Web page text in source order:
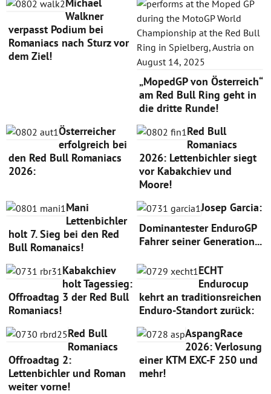
Walkner
verpasst Podium bei
Romaniacs nach Sturz vor
dem Ziel!
„MopedGP von Österreich“
am Red Bull Ring geht in
die dritte Runde!
Österreicher
erfolgreich bei
den Red Bull Romaniacs
2026:
Red Bull
Romaniacs
2026: Lettenbichler siegt
vor Kabakchiev und
Moore!
Mani
Lettenbichler
holt 7. Sieg bei den Red
Bull Romanaics!
Josep Garcia:
Dominantester EnduroGP
Fahrer seiner Generation...
Kabakchiev
holt Tagessieg:
Offroadtag 3 der Red Bull
Romaniacs!
ECHT
Endurocup
kehrt an traditionsreichen
Enduro-Standort zurück:
Red Bull
Romaniacs
Offroadtag 2:
Lettenbichler und Roman
weiter vorne!
AspangRace
2026: Verlosung
einer KTM EXC-F 250 und
mehr!